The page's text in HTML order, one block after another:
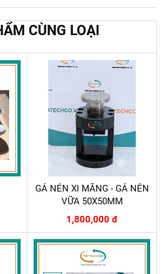
CÙNG LOẠI
GÁ NÉN XI MĂNG - GÁ NÉN
VỮA 50X50MM
1,800,000 đ